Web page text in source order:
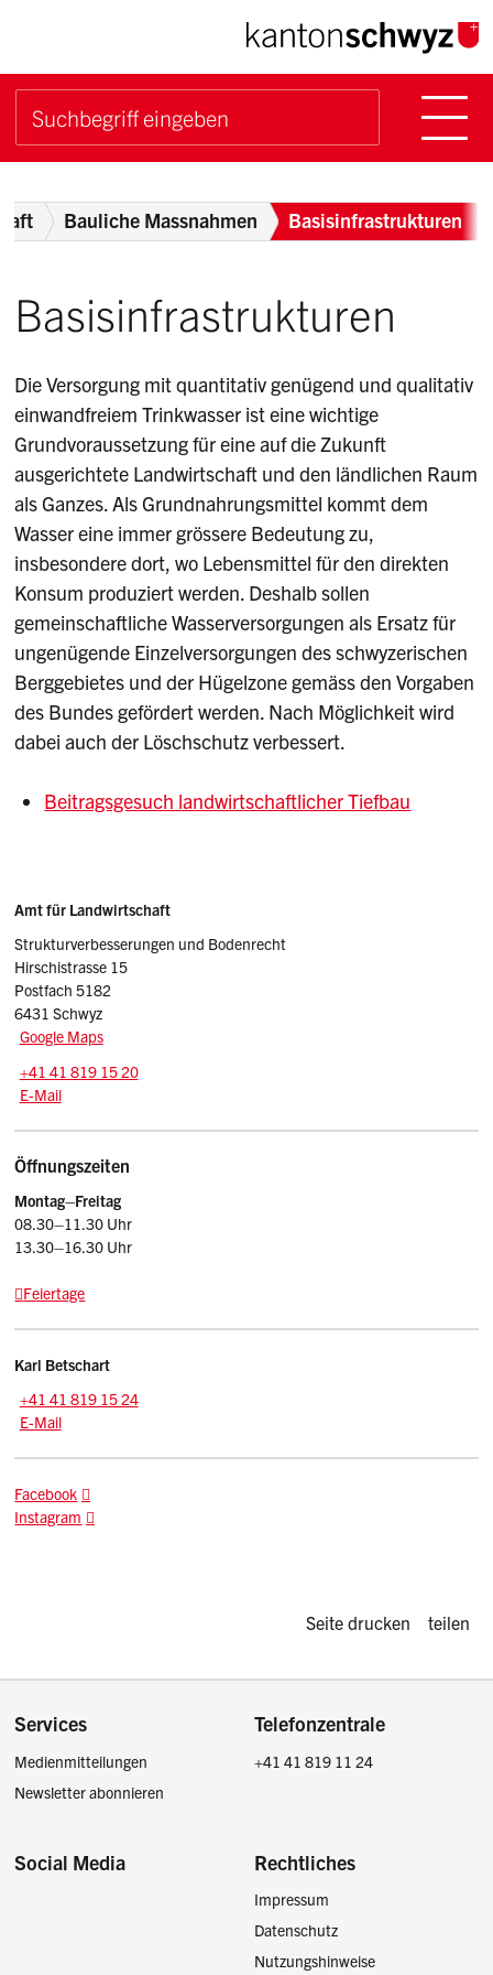
Navigieren im Kanton
Schnellnavigation
Suchbegriff
Breadcrumb
Bauliche Massnahmen Basisinfrastrukturen
Basisinfrastrukturen
Die Versorgung mit quantitativ genügend und qualitativ
einwandfreiem Trinkwasser ist eine wichtige
Grundvoraussetzung für eine auf die Zukunft
ausgerichtete Landwirtschaft und den ländlichen Raum
als Ganzes. Als Grundnahrungsmittel kommt dem
Wasser eine immer grössere Bedeutung zu,
insbesondere dort, wo Lebensmittel für den direkten
Konsum produziert werden. Deshalb sollen
gemeinschaftliche Wasserversorgungen als Ersatz für
ungenügende Einzelversorgungen des schwyzerischen
Berggebietes und der Hügelzone gemäss den Vorgaben
des Bundes gefördert werden. Nach Möglichkeit wird
dabei auch der Löschschutz verbessert.
Beitragsgesuch landwirtschaftlicher Tiefbau
Sidebar
Adresse
Amt für Landwirtschaft
Strukturverbesserungen und Bodenrecht
Hirschistrasse 15
Postfach 5182
6431 Schwyz
Google Maps
Tel.:
+41 41 819 15 20
E-Mail: afl
E-Mail
Öffnungszeiten
Montag–Freitag
08.30–11.30 Uhr
13.30–16.30 Uhr
Feiertage
Karl Betschart
Tel.:
+41 41 819 15 24
E-Mail: karl.betschart
E-Mail
Facebook
Instagram
Diese Seite
Seite drucken teilen
Footer
Services
Medienmitteilungen
Newsletter abonnieren
Telefonzentrale
+41 41 819 11 24
Social Media Rechtliches
Impressum
Datenschutz
Nutzungshinweise